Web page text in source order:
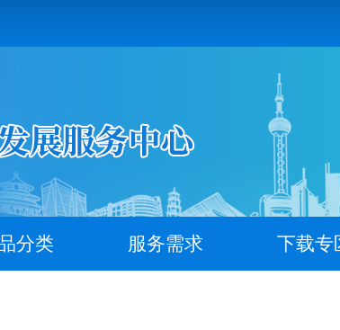
分类 服务需求 下载专